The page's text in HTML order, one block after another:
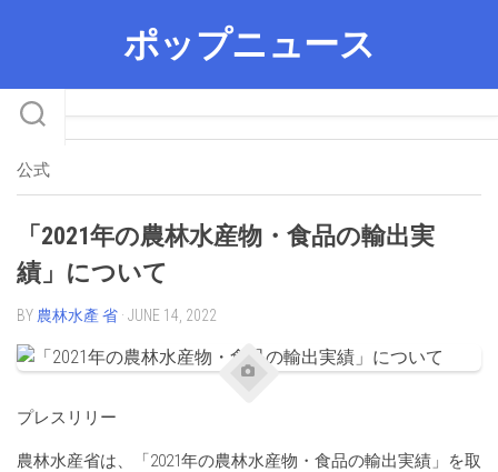
ポップニュース
公式
「2021年の農林水産物・食品の輸出実
績」について
BY 農林水產 省 · JUNE 14, 2022
プレスリリー
農林水産省は、「2021年の農林水産物・食品の輸出実績」を取